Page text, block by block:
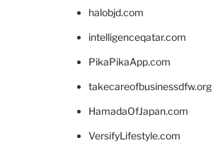
halobjd.com
intelligenceqatar.com
PikaPikaApp.com
takecareofbusinessdfw.org
HamadaOfJapan.com
VersifyLifestyle.com